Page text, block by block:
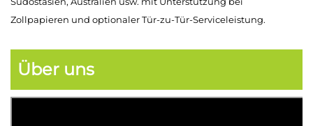
Zollpapieren und optionaler Tür-zu-Tür-Serviceleistung.
Über uns